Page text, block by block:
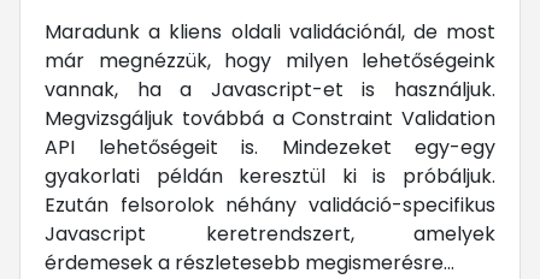
Maradunk a kliens oldali validációnál, de most
már megnézzük, hogy milyen lehetőségeink
vannak, ha a Javascript-et is használjuk.
Megvizsgáljuk továbbá a Constraint Validation
API lehetőségeit is. Mindezeket egy-egy
gyakorlati példán keresztül ki is próbáljuk.
Ezután felsorolok néhány validáció-specifikus
Javascript keretrendszert, amelyek
érdemesek a részletesebb megismerésre...